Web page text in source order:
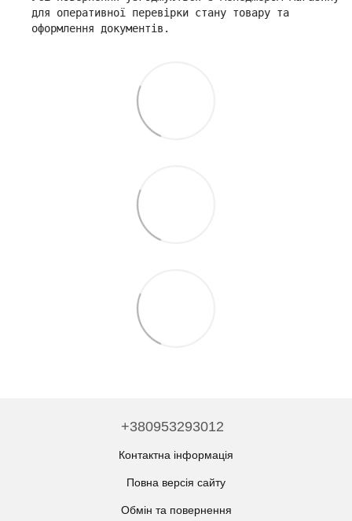
для оперативної перевірки стану товару та
оформлення документів.
+380953293012
Контактна інформація
Повна версія сайту
Обмін та повернення